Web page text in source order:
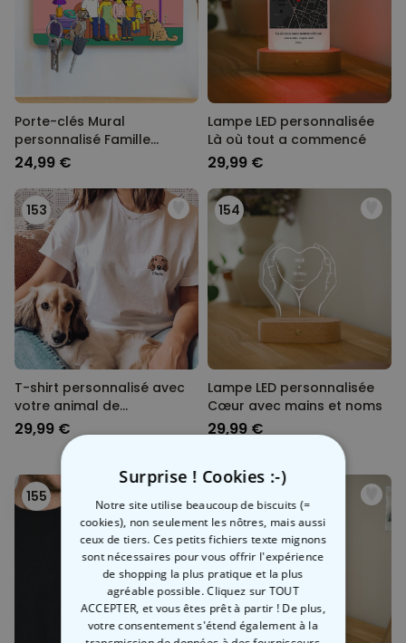
Porte-clés Mural
personnalisé Famille
Cartoon - Illustration
24,99 €
Lampe LED personnalisée
Là où tout a commencé
29,99 €
153
T-shirt personnalisé avec
votre animal de
compagnie Cartoon
29,99 €
154
Lampe LED personnalisée
Cœur avec mains et noms
29,99 €
155
Surprise ! Cookies :-)
Notre site utilise beaucoup de biscuits (=
cookies), non seulement les nôtres, mais aussi
ceux de tiers. Ces petits fichiers texte mignons
sont nécessaires pour vous offrir l'expérience
de shopping la plus pratique et la plus
agréable possible. Cliquez sur TOUT
ACCEPTER, et vous êtes prêt à partir ! De plus,
votre consentement s'étend également à la